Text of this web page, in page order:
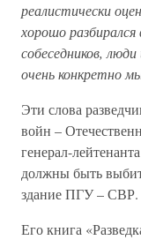
реалистически
хорошо
собеседников,
очень конкретно
Эти слова
войн –
генерал-
должны быть
здание ПГУ – СВР.
Его книга